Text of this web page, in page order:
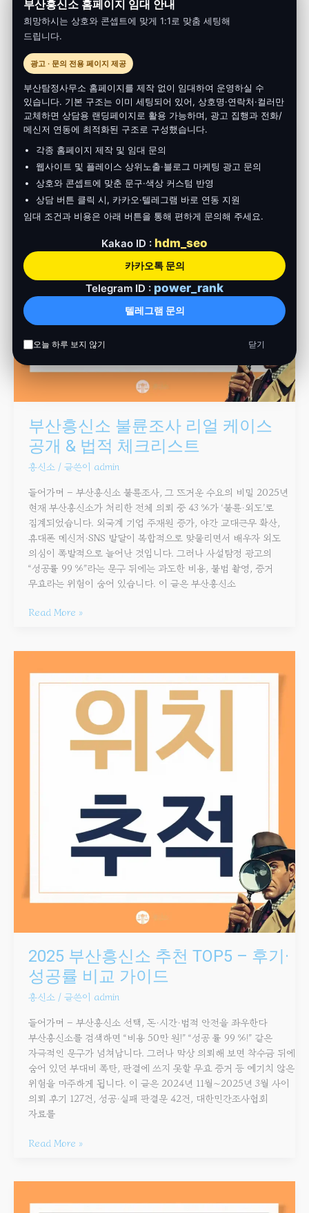
증거 확보→확정 증거 매칭→법정 제출’의 3단계 중 70 % 이상을
차지하기 때문입니다. 그러나 위치정보는 개인정보보호법·
통신비밀보호법·항공안전법까지 얽혀 있어, 고도화된
기술만큼이나 합법성 검증이 필수입니다. 본
Read More »
부산흥신소 불륜조사 리얼 케이스
공개 & 법적 체크리스트
흥신소/ 글쓴이 admin
들어가며 – 부산흥신소 불륜조사, 그 뜨거운 수요의 비밀 2025년
현재 부산흥신소가 처리한 전체 의뢰 중 43 %가 ‘불륜·외도’로
집계되었습니다. 외국계 기업 주재원 증가, 야간 교대근무 확산,
휴대폰 메신저·SNS 발달이 복합적으로 맞물리면서 배우자 외도
의심이 폭발적으로 늘어난 것입니다. 그러나 사설탐정 광고의
“성공률 99 %”라는 문구 뒤에는 과도한 비용, 불법 촬영, 증거
무효라는 위험이 숨어 있습니다. 이 글은 부산흥신소
부산흥신소
리얼
케이스
공개
&
법적
Read More »
2025 부산흥신소 추천 TOP5 – 후기·
성공률 비교 가이드
흥신소/ 글쓴이 admin
들어가며 – 부산흥신소 선택, 돈·시간·법적 안전을 좌우한다
부산흥신소를 검색하면 “비용 50만 원!” “성공 률 99 %!” 같은
자극적인 문구가 넘쳐납니다. 그러나 막상 의뢰해 보면 착수금 뒤에
숨어 있던 부대비 폭탄, 판결에 쓰지 못할 무효 증거 등 예기치 않은
위험을 마주하게 됩니다. 이 글은 2024년 11월∼2025년 3월 사이
의뢰 후기 127건, 성공·실패 판결문 42건, 대한민간조사협회
자료를
부산흥신소
추천
Read More »
비용
부산흥신소 홈페이지 임대 안내
희망하시는 상호와 콘셉트에 맞게 1:1로 맞춤 세팅해
드립니다.
광고 · 문의 전용 페이지 제공
부산탐정사무소 홈페이지를 제작 없이 임대하여 운영하실 수
있습니다. 기본 구조는 이미 세팅되어 있어, 상호명·연락처·컬러만
교체하면 상담용 랜딩페이지로 활용 가능하며, 광고 집행과 전화/
메신저 연동에 최적화된 구조로 구성했습니다.
각종 홈페이지 제작 및 임대 문의
웹사이트 및 플레이스 상위노출·블로그 마케팅 광고 문의
상호와 콘셉트에 맞춘 문구·색상 커스텀 반영
상담 버튼 클릭 시, 카카오·텔레그램 바로 연동 지원
임대 조건과 비용은 아래 버튼을 통해 편하게 문의해 주세요.
Kakao ID : hdm_seo
카카오톡 문의
Telegram ID : power_rank
텔레그램 문의
오늘 하루 보지 않기 닫기